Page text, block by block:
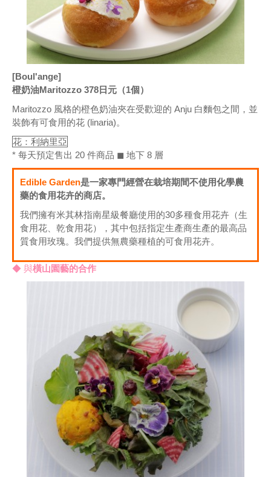
[Boul'ange]
橙奶油Maritozzo 378日元（1個）
Maritozzo 風格的橙色奶油夾在受歡迎的 Anju 白麵包之間，並
裝飾有可食用的花 (linaria)。
花：利納里亞
* 每天預定售出 20 件商品 ◼ 地下 8 層
Edible Garden是一家專門經營在栽培期間不使用化學農
藥的食用花卉的商店。
我們擁有米其林指南星級餐廳使用的30多種食用花卉（生
食用花、乾食用花），其中包括指定生產商生產的最高品
質食用玫瑰。我們提供無農藥種植的可食用花卉。
◆ 與橫山園藝的合作